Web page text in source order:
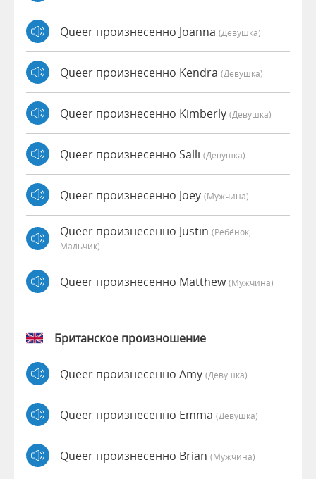
Queer произнесенно Joanna (девушка)
Queer произнесенно Kendra (девушка)
Queer произнесенно Kimberly (девушка)
Queer произнесенно Salli (девушка)
Queer произнесенно Joey (мужчина)
Queer произнесенно Justin (Ребёнок,
Мальчик)
Queer произнесенно Matthew(мужчина)
Британское произношение
Queer произнесенно Amy (девушка)
Queer произнесенно Emma (девушка)
Queer произнесенно Brian (мужчина)